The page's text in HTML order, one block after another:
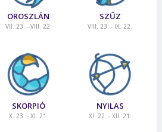
OROSZLÁN
VII. 23. - VIII. 22.
SZŰZ
VIII. 23. - IX. 22.
SKORPIÓ
X. 23. - XI. 21.
NYILAS
XI. 22. - XII. 21.